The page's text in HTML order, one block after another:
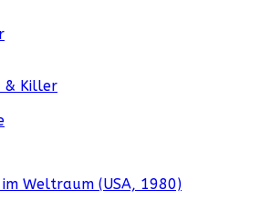
& Killer
Weltraum (USA, 1980)